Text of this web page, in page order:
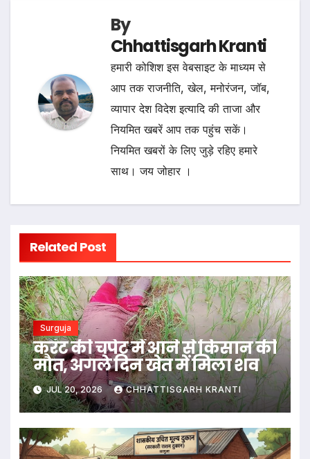
By
Chhattisgarh Kranti
हमारी कोशिश इस वेबसाइट के माध्यम से
आप तक राजनीति, खेल, मनोरंजन, जॉब,
व्यापार देश विदेश इत्यादि की ताजा और
नियमित खबरें आप तक पहुंच सकें।
नियमित खबरों के लिए जुड़े रहिए हमारे
साथ। जय जोहार ।
Related Post
Surguja
करंट की चपेट में आने से किसान की
मौत, अगले दिन खेत में मिला शव
JUL 20, 2026 CHHATTISGARH KRANTI